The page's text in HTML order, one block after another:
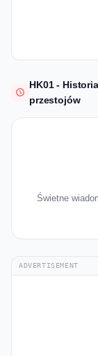
HK01 -
przestojów
Świetne
ADVERTISEMENT